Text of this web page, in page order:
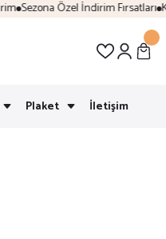
Sezona Özel İndirim Fırsatları
Plaket İletişim